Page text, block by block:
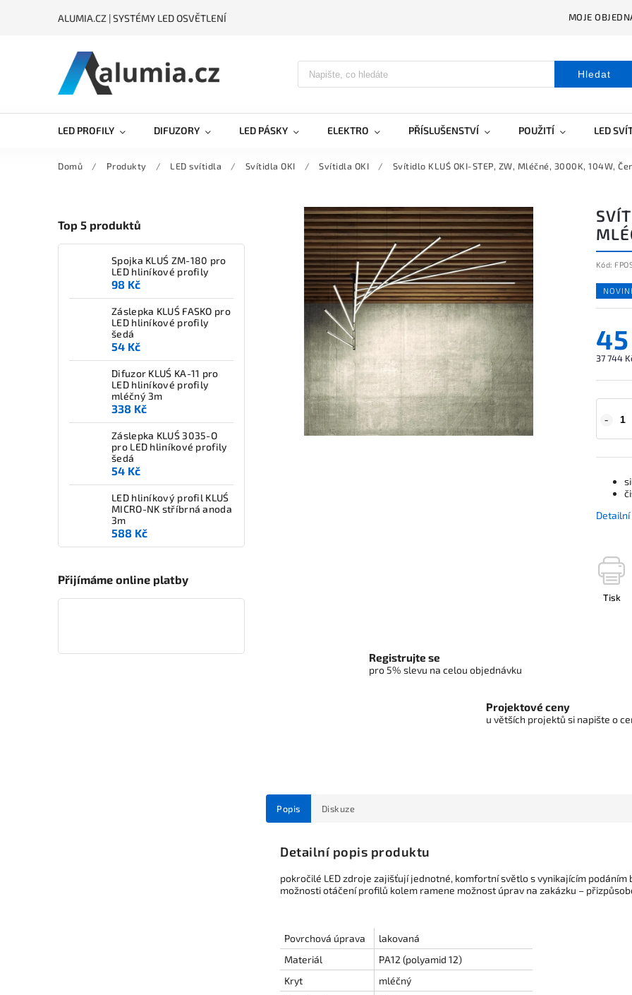
ALUMIA.CZ | SYSTÉMY LED OSVĚTLENÍ MOJE
Hledat
LED PROFILY DIFUZORY LED PÁSKY ELEKTRO PŘÍSLUŠENSTVÍ POUŽITÍ LED
Domů / Produkty / LED svítidla / Svítidla OKI / Svítidla OKI / Svítidlo KLUŚ OKI-STEP, ZW, Mléčné, 3000K, 104W,
Top 5 produktů
Spojka KLUŚ ZM-180 pro
LED hliníkové profily
98 Kč
Záslepka KLUŚ FASKO pro
LED hliníkové profily
šedá
54 Kč
Difuzor KLUŚ KA-11 pro
LED hliníkové profily
mléčný 3m
338 Kč
Záslepka KLUŚ 3035-O
pro LED hliníkové profily
šedá
54 Kč
LED hliníkový profil KLUŚ
MICRO-NK stříbrná anoda
3m
588 Kč
Přijímáme online platby
Kód:
37 744
Tisk
Registrujte se
pro 5% slevu na celou objednávku
Projektové ceny
u větších projektů si napište o
Popis Diskuze
Detailní popis produktu
pokročilé LED zdroje zajišťují jednotné, komfortní světlo s vynikajícím podáním
možnosti otáčení profilů kolem ramene možnost úprav na zakázku –
Povrchová úprava
lakovaná
Materiál
PA12 (polyamid 12)
Kryt
mléčný